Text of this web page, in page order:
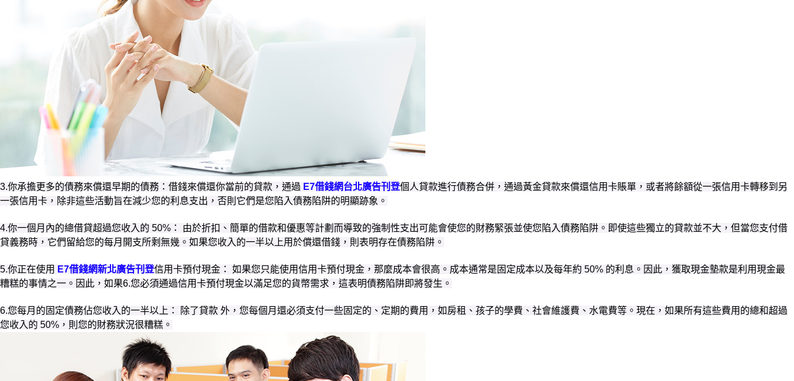
3.你承擔更多的債務來償還早期的債務：借錢來償還你當前的貸款，通過 E7借錢網台北廣告刊登個人貸款進行債務合併，通過黃金貸款來償還信用卡賬單，或者將餘額從一張信用卡轉移到另
一張信用卡，除非這些活動旨在減少您的利息支出，否則它們是您陷入債務陷阱的明顯跡象。
4.你一個月內的總借貸超過您收入的 50%： 由於折扣、簡單的借款和優惠等計劃而導致的強制性支出可能會使您的財務緊張並使您陷入債務陷阱。即使這些獨立的貸款並不大，但當您支付借
貸義務時，它們留給您的每月開支所剩無幾。如果您收入的一半以上用於償還借錢，則表明存在債務陷阱。
5.你正在使用 E7借錢網新北廣告刊登信用卡預付現金： 如果您只能使用信用卡預付現金，那麼成本會很高。成本通常是固定成本以及每年約 50% 的利息。因此，獲取現金墊款是利用現金最
糟糕的事情之一。因此，如果6.您必須通過信用卡預付現金以滿足您的貨幣需求，這表明債務陷阱即將發生。
6.您每月的固定債務佔您收入的一半以上： 除了貸款 外，您每個月還必須支付一些固定的、定期的費用，如房租、孩子的學費、社會維護費、水電費等。現在，如果所有這些費用的總和超過
您收入的 50%，則您的財務狀況很糟糕。